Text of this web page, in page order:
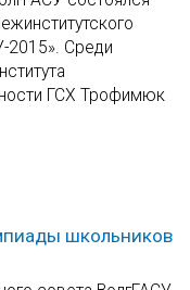
2015». Среди
ГСХ Трофимюк
школьников